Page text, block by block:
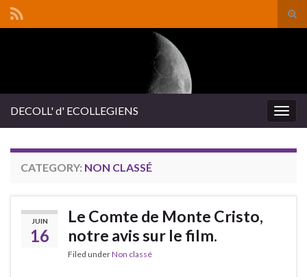
DECOLL' d' ECOLLEGIENS
CATEGORY: NON CLASSÉ
JUIN
16
Le Comte de Monte Cristo,
notre avis sur le film.
Filed underNon classé